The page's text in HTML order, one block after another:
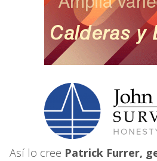
Así lo cree Patrick Furrer,